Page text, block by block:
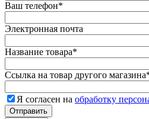
Ваш телефон*
Электронная почта
Название товара*
Ссылка на товар другого магазина
Я согласен на обработку